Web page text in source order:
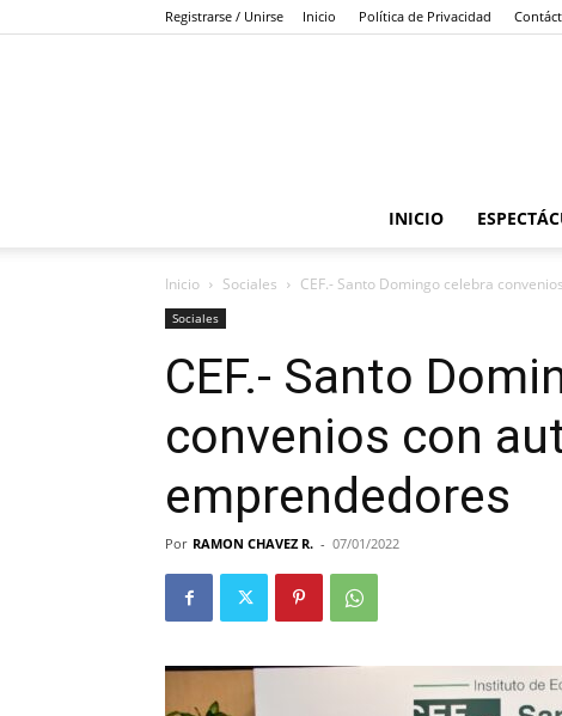
Registrarse / Unirse Inicio Política de Privacidad
INICIO
Inicio Sociales CEF.- Santo Domingo celebra
Sociales
CEF.- Santo
convenios con
emprendedores
Por RAMON CHAVEZ R. - 07/01/2022